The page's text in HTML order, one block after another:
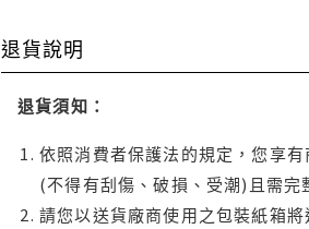
退貨說明
退貨須知：
依照消費者保護法的規定，您享
(不得有刮傷、破損、受潮)且需
請您以送貨廠商使用之包裝紙箱